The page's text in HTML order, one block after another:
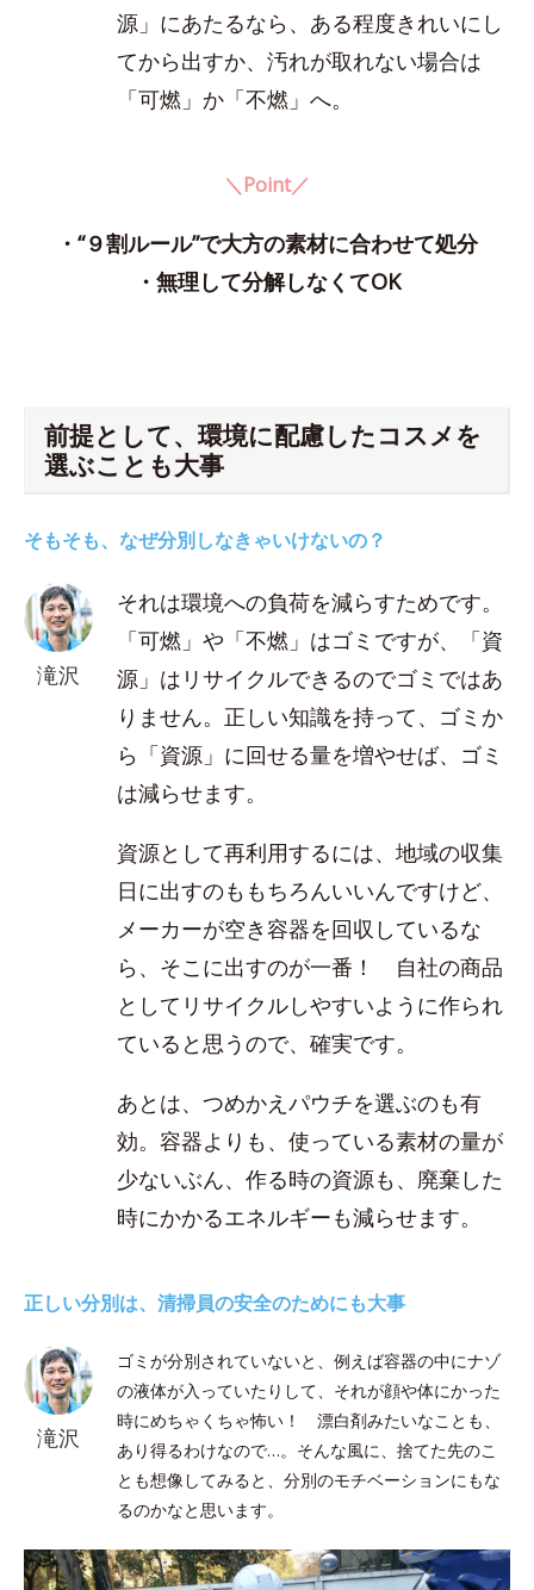
源」にあたるなら、ある程度きれいにし
てから出すか、汚れが取れない場合は
「可燃」か「不燃」へ。
＼Point／
・“９割ルール”で大方の素材に合わせて処分
・無理して分解しなくてOK
前提として、環境に配慮したコスメを
選ぶことも大事
そもそも、なぜ分別しなきゃいけないの？
滝沢
それは環境への負荷を減らすためです。
「可燃」や「不燃」はゴミですが、「資
源」はリサイクルできるのでゴミではあ
りません。正しい知識を持って、ゴミか
ら「資源」に回せる量を増やせば、ゴミ
は減らせます。
資源として再利用するには、地域の収集
日に出すのももちろんいいんですけど、
メーカーが空き容器を回収しているな
ら、そこに出すのが一番！ 自社の商品
としてリサイクルしやすいように作られ
ていると思うので、確実です。
あとは、つめかえパウチを選ぶのも有
効。容器よりも、使っている素材の量が
少ないぶん、作る時の資源も、廃棄した
時にかかるエネルギーも減らせます。
正しい分別は、清掃員の安全のためにも大事
滝沢
ゴミが分別されていないと、例えば容器の中にナゾ
の液体が入っていたりして、それが顔や体にかった
時にめちゃくちゃ怖い！ 漂白剤みたいなことも、
あり得るわけなので…。そんな風に、捨てた先のこ
とも想像してみると、分別のモチベーションにもな
るのかなと思います。